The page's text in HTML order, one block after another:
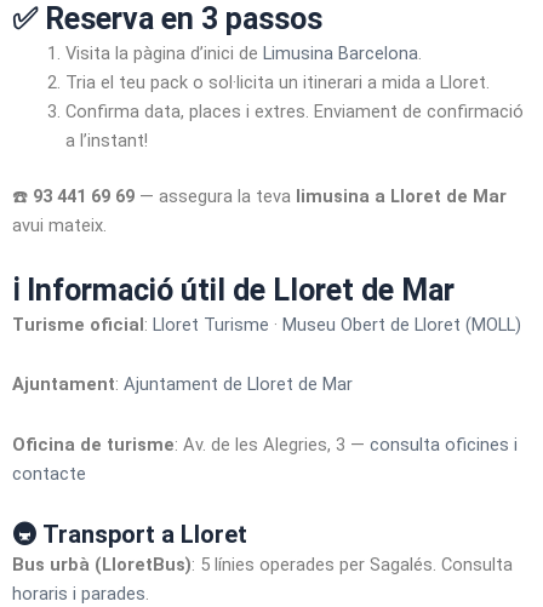
✅ Reserva en 3 passos
Visita la pàgina d’inici de Limusina Barcelona.
Tria el teu pack o sol·licita un itinerari a mida a Lloret.
Confirma data, places i extres. Enviament de confirmació
a l’instant!
☎️ 93 441 69 69 — assegura la teva limusina a Lloret de Mar
avui mateix.
ℹ️ Informació útil de Lloret de Mar
Turisme oficial: Lloret Turisme · Museu Obert de Lloret (MOLL)
Ajuntament: Ajuntament de Lloret de Mar
Oficina de turisme: Av. de les Alegries, 3 — consulta oficines i
contacte
🚇 Transport a Lloret
Bus urbà (LloretBus): 5 línies operades per Sagalés. Consulta
horaris i parades.